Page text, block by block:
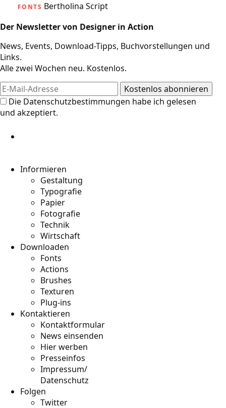
FONTS Bertholina Script
Der Newsletter von Designer in Action
News, Events, Download-Tipps, Buchvorstellungen und
Links.
Alle zwei Wochen neu. Kostenlos.
Die Datenschutzbestimmungen habe ich gelesen
und akzeptiert.
Informieren
Gestaltung
Typografie
Papier
Fotografie
Technik
Wirtschaft
Downloaden
Fonts
Actions
Brushes
Texturen
Plug-ins
Kontaktieren
Kontaktformular
News einsenden
Hier werben
Presseinfos
Impressum/
Datenschutz
Folgen
Twitter